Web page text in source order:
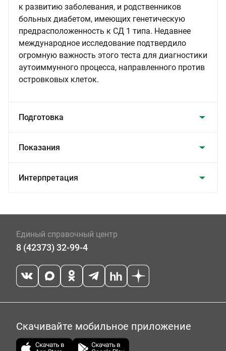
к развитию заболевания, и родственников
больных диабетом, имеющих генетическую
предрасположенность к СД 1 типа. Недавнее
международное исследование подтвердило
огромную важность этого теста для диагностики
аутоиммунного процесса, направленного против
островковых клеток.
Подготовка
Показания
Интерпретация
Единый справочный центр
8 (42373) 32-99-4
Скачивайте мобильное приложение